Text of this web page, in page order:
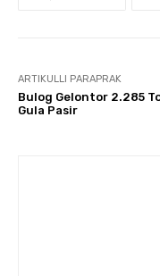
ARTIKULLI PARAPRAK
Bulog Gelontor 2.285
Gula Pasir